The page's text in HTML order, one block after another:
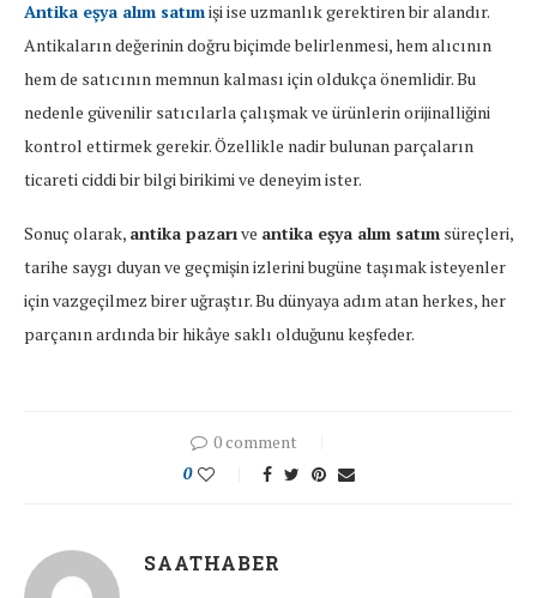
Antika eşya alım satımişi ise uzmanlıkgerektirenbiralandır.
Antikaların değerinin doğrubiçimdebelirlenmesi,hem alıcının
hem de satıcının memnun kalması için oldukça önemlidir.Bu
nedenle güvenilir satıcılarla çalışmakve ürünlerin orijinalliğini
kontrol ettirmekgerekir.Özellikle nadirbulunan parçaların
ticareti ciddibirbilgibirikimi ve deneyim ister.
Sonuç olarak, antika pazarıve antika eşya alım satım süreçleri,
tarihe saygı duyan ve geçmişin izlerinibugüne taşımakisteyenler
için vazgeçilmezbireruğraştır.Bu dünyaya adım atan herkes,her
parçanın ardındabirhikâye saklı olduğunu keşfeder.
0 comment
0
SAATHABER